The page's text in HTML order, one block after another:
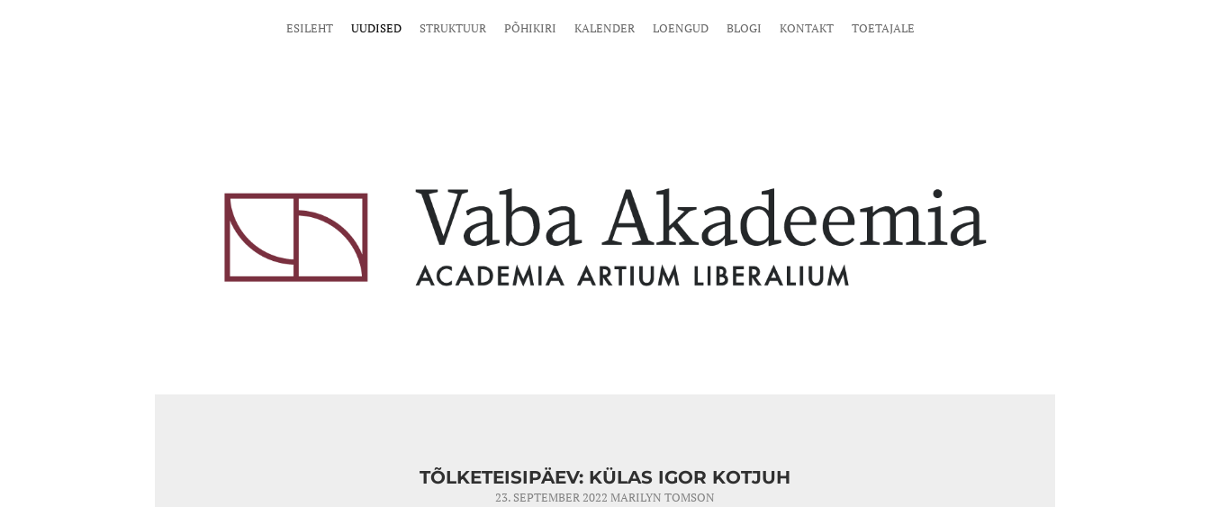
ESILEHT UUDISED STRUKTUUR PÕHIKIRI KALENDER LOENGUD BLOGI KONTAKT TOETAJALE
TÕLKETEISIPÄEV: KÜLAS IGOR KOTJUH
23. SEPTEMBER 2022 MARILYN TOMSON